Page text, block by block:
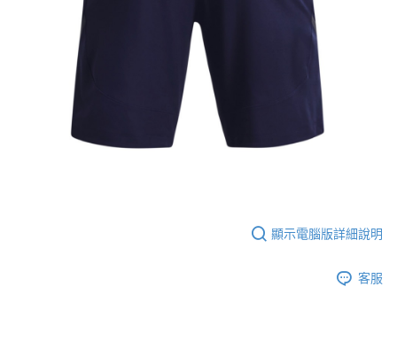
顯示電腦版詳細說明
客服